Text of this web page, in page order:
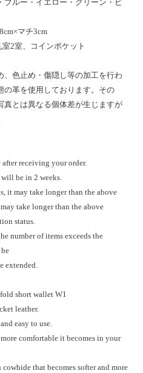
ブルー・イエロー・グリーン・ピ
cm×マチ3cm
2室、コインポケット
色止め・傷隠し等の加工を行わ
の革を使用しております。その
真とは異なる個体差が生じますが
receiving your order.
be in 2 weeks.
it may take longer than the above
take longer than the above
status.
number of items exceeds the
extended.
short wallet W1
leather.
easy to use.
comfortable it becomes in your
that becomes softer and more